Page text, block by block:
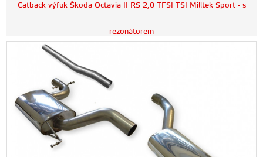
Catback výfuk Škoda Octavia II RS 2,0 TFSI TSI Milltek Sport - s
rezonátorem